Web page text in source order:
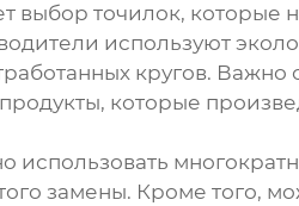
выбор точилок, которые
используют
кругов.
которые
использовать
замены. Кроме того,